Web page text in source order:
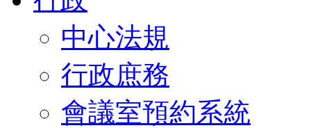
中心法規
行政庶務
會議室預約系統